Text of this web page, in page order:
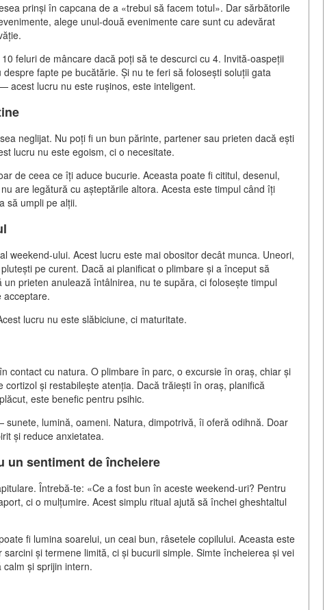
prinși în capcana de a «trebui să facem totul». Dar sărbătorile
alege unul-două evenimente care sunt cu adevărat
feluri de mâncare dacă poți să te descurci cu 4. Invită-oaspeții
fapte pe bucătărie. Și nu te feri să folosești soluții gata
acest lucru nu este rușinos, este inteligent.
neglijat. Nu poți fi un bun părinte, partener sau prieten dacă ești
lucru nu este egoism, ci o necesitate.
de ceea ce îți aduce bucurie. Aceasta poate fi cititul, desenul,
are legătură cu așteptările altora. Acesta este timpul când îți
să umpli pe alții.
weekend-ului. Acest lucru este mai obositor decât munca. Uneori,
pe curent. Dacă ai planificat o plimbare și a început să
prieten anulează întâlnirea, nu te supăra, ci folosește timpul
acceptare.
lucru nu este slăbiciune, ci maturitate.
contact cu natura. O plimbare în parc, o excursie în oraș, chiar și
și restabilește atenția. Dacă trăiești în oraș, planifică
este benefic pentru psihic.
lumină, oameni. Natura, dimpotrivă, îi oferă odihnă. Doar
și reduce anxietatea.
un sentiment de încheiere
Întrebă-te: «Ce a fost bun în aceste weekend-uri? Pentru
ci o mulțumire. Acest simplu ritual ajută să închei gheshtaltul
fi lumina soarelui, un ceai bun, râsetele copilului. Aceasta este
și termene limită, ci și bucurii simple. Simte încheierea și vei
și sprijin intern.